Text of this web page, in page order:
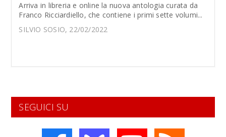
Arriva in libreria e online la nuova antologia curata da
Franco Ricciardiello, che contiene i primi sette volumi...
SILVIO SOSIO, 22/02/2022
SEGUICI SU